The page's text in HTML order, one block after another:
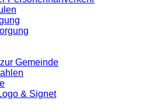
Gemeinde
& Signet